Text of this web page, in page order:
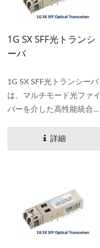
1G SX SFF光トランシ
ーバ
1G SX SFF光トランシーバ
は、マルチモード光ファイ
バーを介した高性能統合デ
のために特別に設計されて
詳細